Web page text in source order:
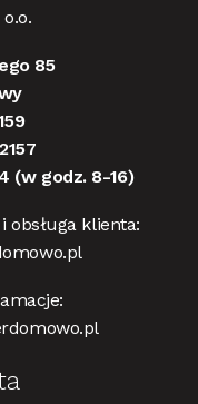
85
(w godz. 8-16)
obsługa klienta: